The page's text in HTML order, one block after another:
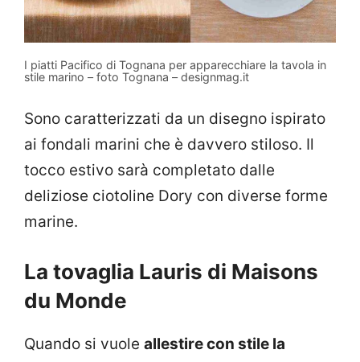
I piatti Pacifico di Tognana per apparecchiare la tavola in
stile marino – foto Tognana – designmag.it
Sono caratterizzati da un disegno ispirato
ai fondali marini che è davvero stiloso. Il
tocco estivo sarà completato dalle
deliziose ciotoline Dory con diverse forme
marine.
La tovaglia Lauris di Maisons
du Monde
Quando si vuole allestire con stile la